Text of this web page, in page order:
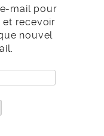
mail pour
et recevoir
nouvel